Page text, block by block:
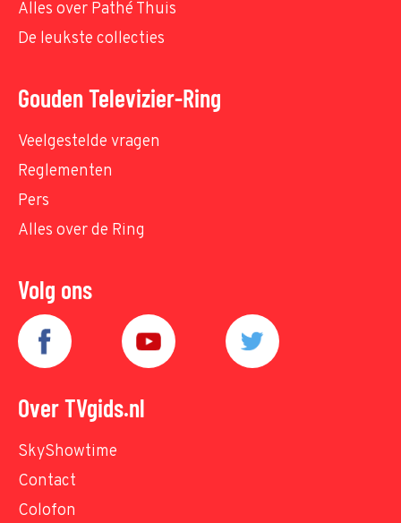
Alles over Pathé Thuis
De leukste collecties
Gouden Televizier-Ring
Veelgestelde vragen
Reglementen
Pers
Alles over de Ring
Volg ons
Over TVgids.nl
SkyShowtime
Contact
Colofon